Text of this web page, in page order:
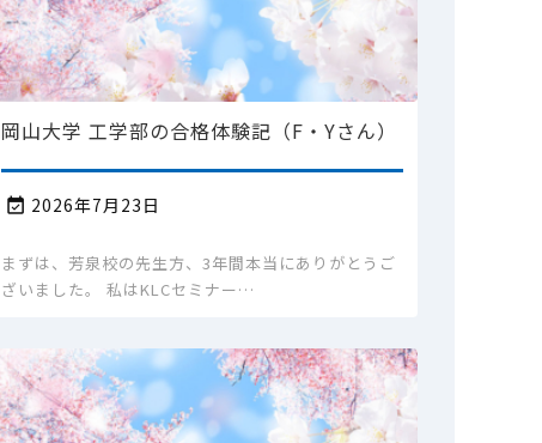
岡山大学 工学部の合格体験記（F・Yさん）
 2026年7月23日
まずは、芳泉校の先生方、3年間本当にありがとうご
ざいました。 私はKLCセミナー…